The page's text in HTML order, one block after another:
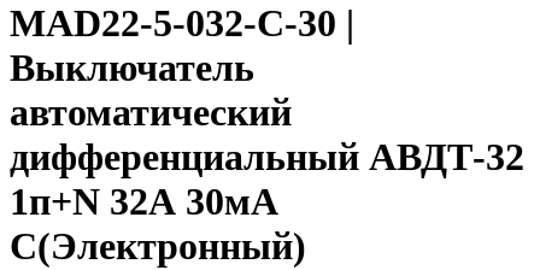
MAD22-5-032-C-30 |
Выключатель
автоматический
дифференциальный АВДТ-32
1п+N 32А 30мА
C(Электронный)